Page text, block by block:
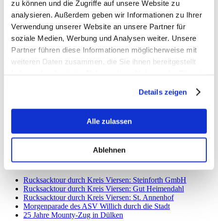
zu können und die Zugriffe auf unsere Website zu
analysieren. Außerdem geben wir Informationen zu Ihrer
Verwendung unserer Website an unsere Partner für
soziale Medien, Werbung und Analysen weiter. Unsere
Partner führen diese Informationen möglicherweise mit
weiteren Daten zusammen, die Sie ihnen bereitgestellt
Details zeigen
Alle zulassen
Ablehnen
Bühnenprogramm, Trödelmarkt, Cafeteria – das Kinderfest des
Kinderschutzbundes Willich am Wochenende hatte wie immer viel
zu bieten.
Auch ich habe das Fest besucht und gemeinsam mit Barbara
Neueste Beiträge
Rucksacktour durch Kreis Viersen: Steinforth GmbH
Rucksacktour durch Kreis Viersen: Gut Heimendahl
Rucksacktour durch Kreis Viersen: St. Annenhof
Morgenparade des ASV Willich durch die Stadt
25 Jahre Mounty-Zug in Dülken